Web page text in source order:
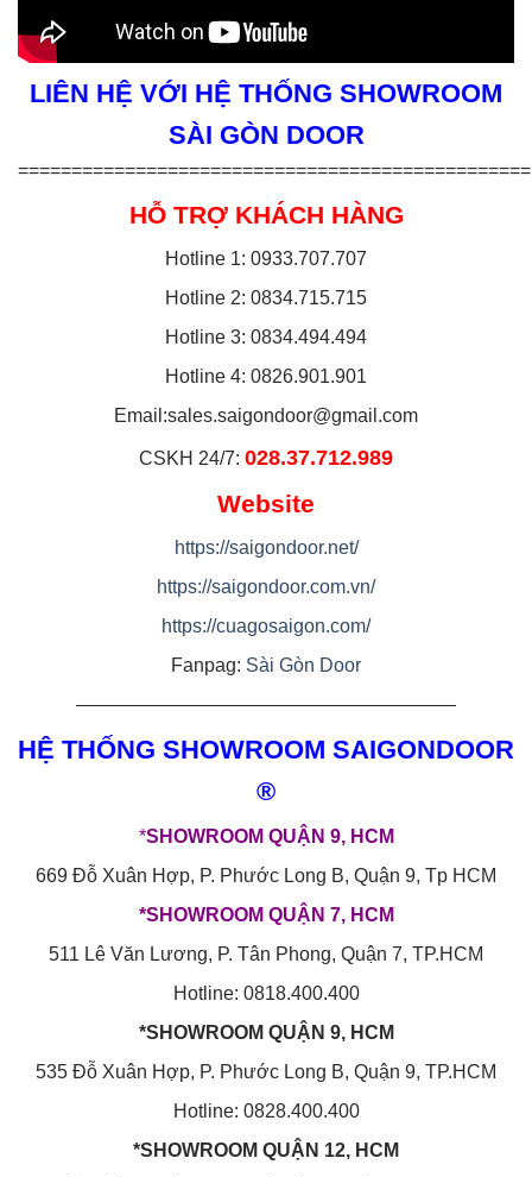
LIÊN HỆ VỚI HỆ THỐNG SHOWROOM
SÀI GÒN DOOR
================================================
HỖ TRỢ KHÁCH HÀNG
Hotline 1: 0933.707.707
Hotline 2: 0834.715.715
Hotline 3: 0834.494.494
Hotline 4: 0826.901.901
Email:sales.saigondoor@gmail.com
CSKH 24/7: 028.37.712.989
Website
https://saigondoor.net/
https://saigondoor.com.vn/
https://cuagosaigon.com/
Fanpag: Sài Gòn Door
————————————————————
HỆ THỐNG SHOWROOM SAIGONDOOR
®
*SHOWROOM QUẬN 9, HCM
669 Đỗ Xuân Hợp, P. Phước Long B, Quận 9, Tp HCM
*SHOWROOM QUẬN 7, HCM
511 Lê Văn Lương, P. Tân Phong, Quận 7, TP.HCM
Hotline: 0818.400.400
*SHOWROOM QUẬN 9, HCM
535 Đỗ Xuân Hợp, P. Phước Long B, Quận 9, TP.HCM
Hotline: 0828.400.400
*SHOWROOM QUẬN 12, HCM